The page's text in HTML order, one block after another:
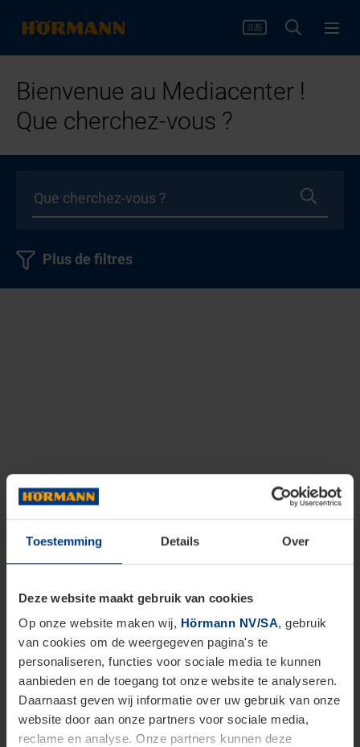
Toestemming Details Over
Deze website maakt gebruik van cookies
Op onze website maken wij, Hörmann NV/SA, gebruik
van cookies om de weergegeven pagina's te
personaliseren, functies voor sociale media te kunnen
aanbieden en de toegang tot onze website te analyseren.
Daarnaast geven wij informatie over uw gebruik van onze
website door aan onze partners voor sociale media,
reclame en analyse. Onze partners kunnen deze
Bienvenue au Mediacenter !
Que cherchez-vous ?
Plus de filtres